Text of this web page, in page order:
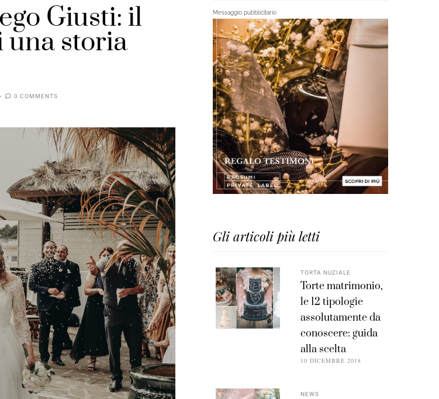
Giusti: il
storia
0 COMMENTS
Messaggio pubblicitario
Gli articoli più letti
TORTA NUZIALE
Torte matrimonio,
le 12 tipologie
assolutamente da
conoscere: guida
alla scelta
10 DICEMBRE 2018
NEWS